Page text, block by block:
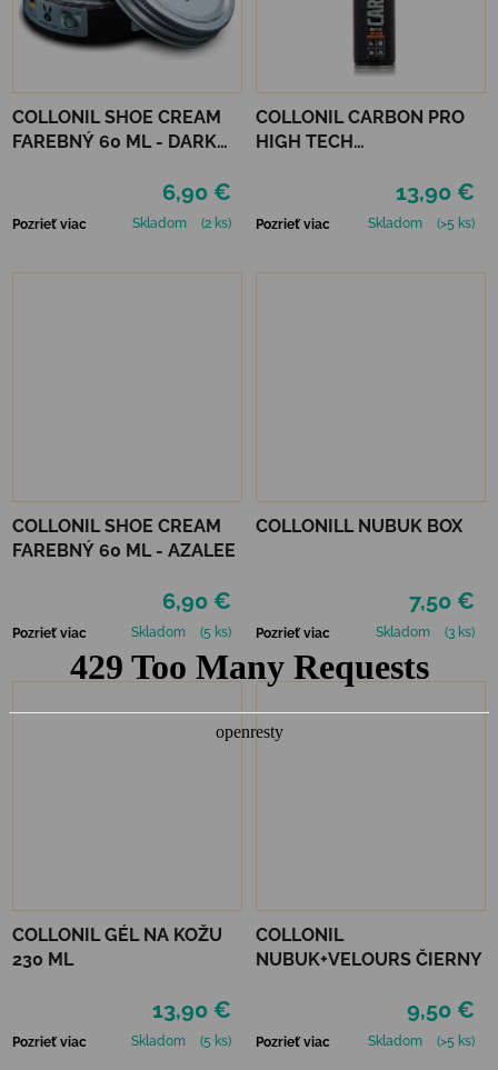
COLLONIL SHOE CREAM
FAREBNÝ 60 ML - DARK
6,90 €
Pozrieť viac Skladom (2 ks)
COLLONIL CARBON PRO
HIGH TECH
13,90 €
Pozrieť viac Skladom (>5 ks)
COLLONIL SHOE CREAM
FAREBNÝ 60 ML - AZALEE
6,90 €
Pozrieť viac Skladom (5 ks)
COLLONILL NUBUK BOX
7,50 €
Pozrieť viac Skladom (3 ks)
COLLONIL GÉL NA KOŽU
230 ML
13,90 €
Pozrieť viac Skladom (5 ks)
COLLONIL
NUBUK+VELOURS ČIERNY
9,50 €
Pozrieť viac Skladom (>5 ks)